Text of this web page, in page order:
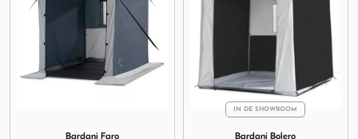
Bardani Faro
Image Bardani Bolero
IN DE SHOWROOM
Bardani Bolero